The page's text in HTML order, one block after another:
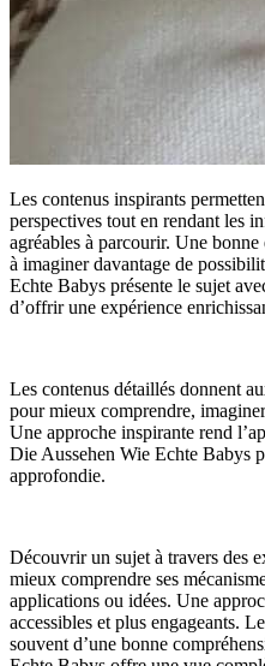
Les contenus inspirants
perspectives tout en rendant les
agréables à parcourir. Une
à imaginer davantage de
Echte Babys présente le sujet
d’offrir une expérience
Les contenus détaillés donnent
pour mieux comprendre,
Une approche inspirante rend
Die Aussehen Wie Echte Babys
approfondie.
Découvrir un sujet à travers des
mieux comprendre ses
applications ou idées. Une
accessibles et plus engageants.
souvent d’une bonne